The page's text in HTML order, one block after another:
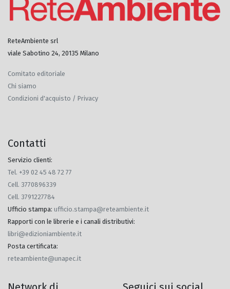
ReteAmbiente srl
viale Sabotino 24, 20135 Milano
Comitato editoriale
Chi siamo
Condizioni d'acquisto / Privacy
Contatti
Servizio clienti:
Tel. +39 02 45 48 72 77
Cell. 3770896339
Cell. 3791227784
Ufficio stampa: ufficio.stampa@reteambiente.it
Rapporti con le librerie e i canali distributivi:
libri@edizioniambiente.it
Posta certificata:
reteambiente@unapec.it